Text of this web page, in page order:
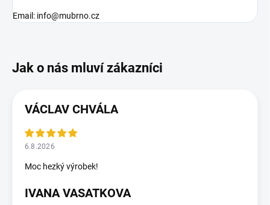
Email: info@mubrno.cz
VÁCLAV CHVÁLA
6.8.2026
Moc hezký výrobek!
IVANA VASATKOVA